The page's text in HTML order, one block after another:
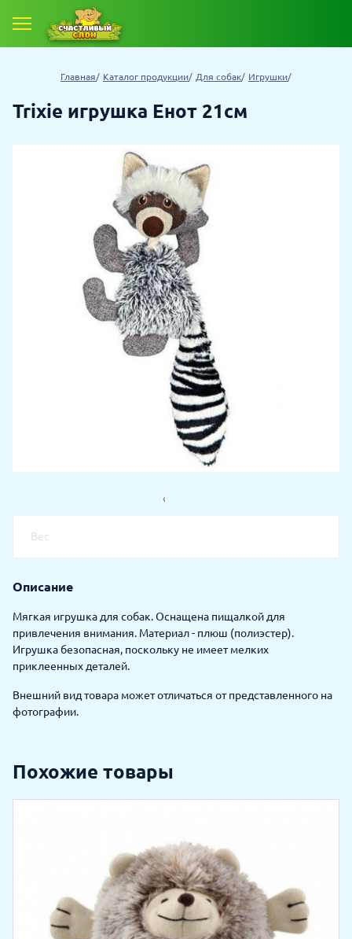
Главная Каталог продукции Для собак Игрушки
Trixie игрушка Енот 21см
Вес
Описание
Мягкая игрушка для собак. Оснащена пищалкой для
привлечения внимания. Материал - плюш (полиэстер).
Игрушка безопасная, поскольку не имеет мелких
приклеенных деталей.
Внешний вид товара может отличаться от представленного на
фотографии.
Похожие товары